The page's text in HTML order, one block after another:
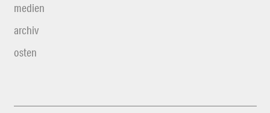
medien
archiv
osten